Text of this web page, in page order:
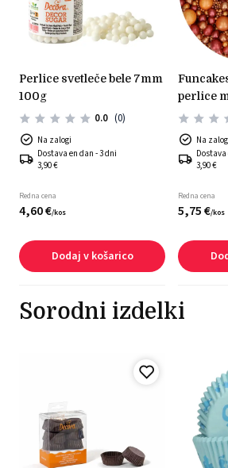
perlice svetleče bele 7mm
100g
0.0 (0)
Na zalogi
Dostava en dan - 3 dni
3,90 €
Redna cena
4,60€/kos
Dodaj v košarico
funcakes sladkorne
perlice
passion
Na
Dostava
3,90 €
Redna cena
5,75€/kos
Sorodni izdelki